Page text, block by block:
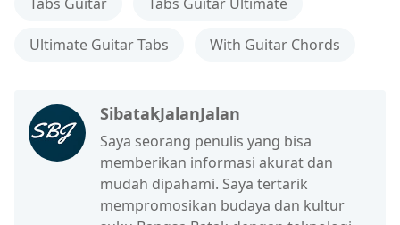
Ultimate Guitar Tabs With Guitar Chords
SibatakJalanJalan
Saya seorang penulis yang bisa
memberikan informasi akurat dan
mudah dipahami. Saya tertarik
mempromosikan budaya dan kultur